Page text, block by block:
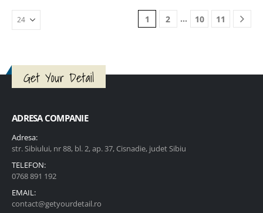
COȘ COȘ
1 2 … 10 11
Get Your Detail
ADRESA COMPANIE
Adresa:
str. Sibiului, nr 88, bl. 2, ap. 37, Cisnadie, judet Sibiu
TELEFON:
0768 891 192
EMAIL:
contact@getyourdetail.ro